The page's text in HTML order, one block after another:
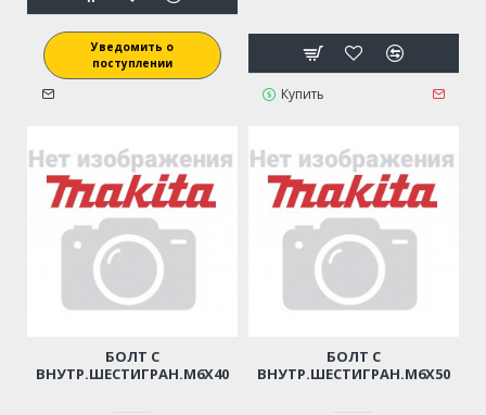
Уведомить о
поступлении
Купить
БОЛТ С
ВНУТР.ШЕСТИГРАН.М6Х40
БОЛТ С
ВНУТР.ШЕСТИГРАН.М6Х50